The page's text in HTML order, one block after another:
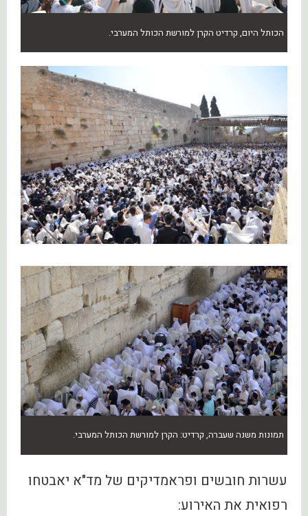
הכותל היום, קרדיט הקרן למורשת הכותל המערבי.
תמונות משנה שעברה, קרדיט: הקרן למורשת הכותל המערבי.
עשרות חובשים ופראמדיקים של מד"א יאבטחו
רפואית את האירוע: